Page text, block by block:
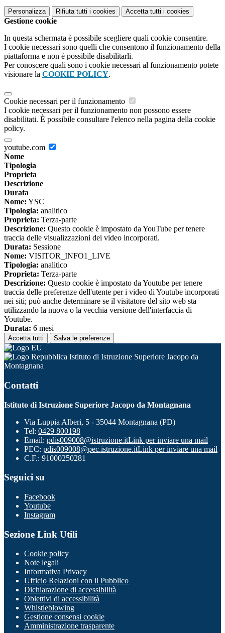
Personalizza Rifiuta tutti i cookies Accetta tutti i cookies
Gestione cookie
In questa schermata è possibile scegliere quali cookie consentire.
I cookie necessari sono quelli che consentono il funzionamento della
piattaforma e non è possibile disabilitarli.
Per conoscere quali sono i cookie necessari al funzionamento potete
visionare la COOKIE POLICY.
Cookie necessari per il funzionamento
I cookie necessari per il funzionamento non possono essere
disabilitati. È possibile consultare l'elenco nella pagina della cookie
policy.
youtube.com
Nome
Tipologia
Proprieta
Descrizione
Durata
Nome: YSC
Tipologia: analitico
Proprieta: Terza-parte
Descrizione: Questo cookie è impostato da YouTube per tenere
traccia delle visualizzazioni dei video incorporati.
Durata: Sessione
Nome: VISITOR_INFO1_LIVE
Tipologia: analitico
Proprieta: Terza-parte
Descrizione: Questo cookie è impostato da Youtube per tenere
traccia delle preferenze dell'utente per i video di Youtube incorporati
nei siti; può anche determinare se il visitatore del sito web sta
utilizzando la nuova o la vecchia versione dell'interfaccia di
Youtube.
Durata: 6 mesi
Accetta tutti Salva le preferenze
Istituto di Istruzione Superiore Jacopo da
Montagnana
Contatti
Istituto di Istruzione Superiore Jacopo da Montagnana
Via Luppia Alberi, 5 - 35044 Montagnana (PD)
Tel: 0429 800198
Email: pdis009008@istruzione.itLink per inviare una mail
PEC: pdis009008@pec.istruzione.itLink per inviare una mail
C.F.: 91000250281
Seguici su
Facebook
Youtube
Instagram
Sezione Link Utili
Cookie policy
Note legali
Informativa Privacy
Ufficio Relazioni con il Pubblico
Dichiarazione di accessibilità
Obiettivi di accessibilità
Whistleblowing
Gestione consensi cookie
Amministrazione trasparente